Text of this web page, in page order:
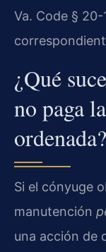
Va. Code § 20-
¿Qué
no paga
ordenada?
Si el cónyuge
manutención
una acción de